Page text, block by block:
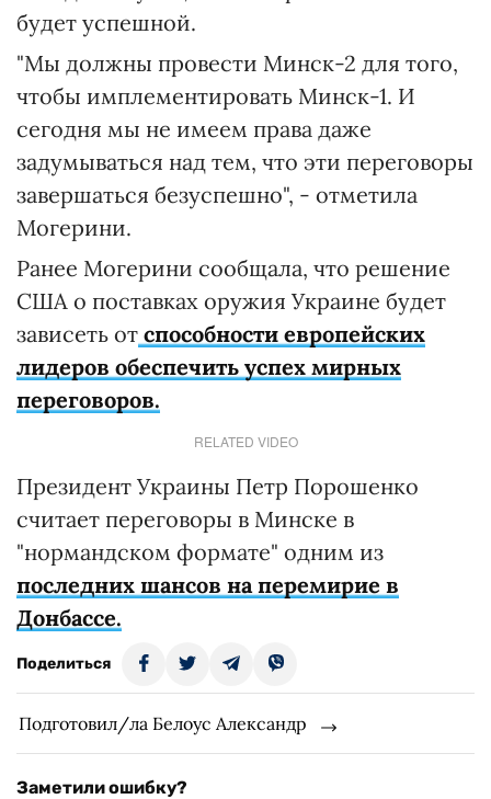
будет успешной.
"Мы должны провести Минск-2 для того,
чтобы имплементировать Минск-1. И
сегодня мы не имеем права даже
задумываться над тем, что эти переговоры
завершаться безуспешно", - отметила
Могерини.
Ранее Могерини сообщала, что решение
США о поставках оружия Украине будет
зависеть от способности европейских
лидеров обеспечить успех мирных
переговоров.
RELATED VIDEO
Президент Украины Петр Порошенко
считает переговоры в Минске в
"нормандском формате" одним из
последних шансов на перемирие в
Донбассе.
Поделиться
Подготовил/ла Белоус Александр
Заметили ошибку?